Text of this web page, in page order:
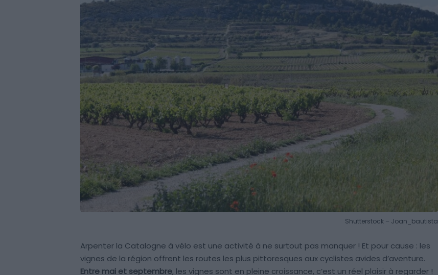
Shutterstock – Joan_bautista
Arpenter la Catalogne à vélo est une activité à ne surtout pas manquer ! Et pour cause : les
vignes de la région offrent les routes les plus pittoresques aux cyclistes avides d’aventure.
Entre mai et septembre, les vignes sont en pleine croissance, c’est un réel plaisir à regarder !